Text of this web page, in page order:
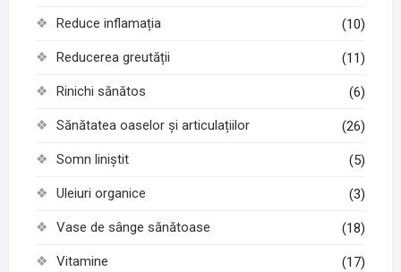
Reduce inflamația (10)
Reducerea greutății (11)
Rinichi sănătos (6)
Sănătatea oaselor și articulațiilor (26)
Somn liniștit (5)
Uleiuri organice (3)
Vase de sânge sănătoase (18)
Vitamine (17)